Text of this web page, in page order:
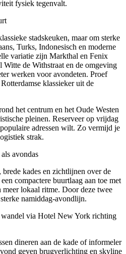
fysiek tegenvalt.
stadskeuken, maar om sterke
Turks, Indonesisch en moderne
variatie zijn Markthal en Fenix
de Withstraat en de omgeving
werken voor avondeten. Proef
klassieker uit de
het centrum en het Oude Westen
pleinen. Reserveer op vrijdag
adressen wilt. Zo vermijd je
strak.
avondas
kades en zichtlijnen over de
compactere buurtlaag aan toe met
meer lokaal ritme. Door deze twee
namiddag-avondlijn.
via Hotel New York richting
dineren aan de kade of informeler
geven brugverlichting en skyline